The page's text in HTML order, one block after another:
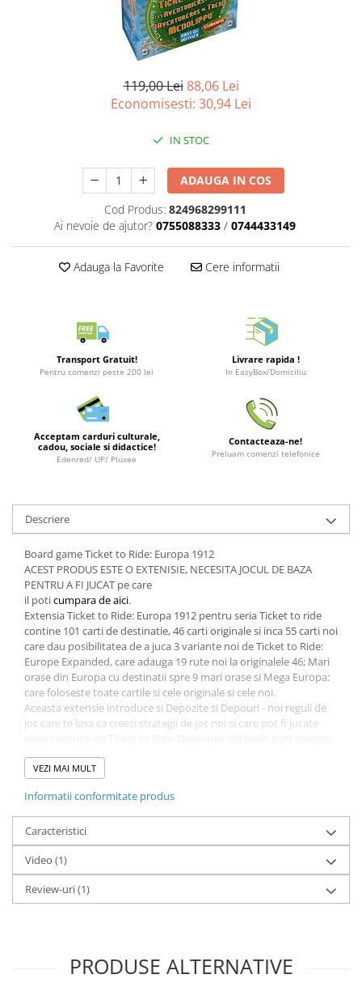
Miniaturi HEROCLIX
Accesorii pentru boardgames
Protectii carti (Sleeves)
Deck Boxes/Cutii pentru carti
Organizatoare
Carti de joc
Postere
Cani/Pahare
Plusuri si papusi
Decoratiuni
Carti
Fesuri
Studio Ghibli/My Neighbor
Totoro/Kiki etc
Minecraft
Carnetele
Dragon Ball
Pokemon
Lord of The Rings
Naruto Shippuden
Sailor Moon
Harry Potter
Star Trek
Fallout
KPop Demon Hunters
119,00 Lei 88,06 Lei
Economisesti: 30,94 Lei
IN STOC
ADAUGA IN COS
Cod Produs: 824968299111
Ai nevoie de ajutor? 0755088333 / 0744433149
Adauga la Favorite Cere informatii
Transport Gratuit!
Pentru comenzi peste 200 lei
Livrare rapida !
In EasyBox/Domiciliu
Acceptam carduri culturale,
cadou, sociale si didactice!
Edenred/ UP/ Pluxee
Contacteaza-ne!
Preluam comenzi telefonice
Descriere
Board game Ticket to Ride: Europa 1912
ACEST PRODUS ESTE O EXTENISIE, NECESITA JOCUL DE BAZA
PENTRU A FI JUCAT pe care
il poticumpara de aici.
Extensia Ticket to Ride: Europa 1912 pentru seria Ticket to ride
contine 101 carti de destinatie, 46 carti originale si inca 55 carti noi
care dau posibilitatea de a juca 3 variante noi de Ticket to Ride:
Europe Expanded, care adauga 19 rute noi la originalele 46; Mari
orase din Europa cu destinatii spre 9 mari orase si Mega Europa:
care foloseste toate cartile si cele originale si cele noi.
Aceasta extensie introduce si Depozite si Depouri - noi reguli de
joc care te lasa ca creezi strategii de joc noi si care pot fi jucate
de jucatori pe ce oras vor. Pe parcursul jocului fiecare depozit al
jucatorilor vor acumula carti de vagoane si cei care vor gandi
de carti de vagoane.
Contine:
- 5 depozite
- 25 depouri
- 101 carti de destinatie din care 55 noi si regulament.
VEZI MAI MULT
Informatii conformitate produs
Caracteristici
Video (1)
Review-uri(1)
PRODUSE ALTERNATIVE